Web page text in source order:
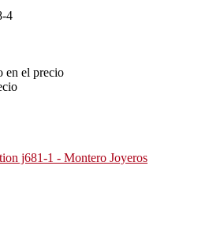
4
en el precio